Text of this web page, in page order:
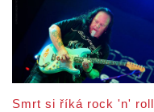
Smrt si říká rock 'n' roll